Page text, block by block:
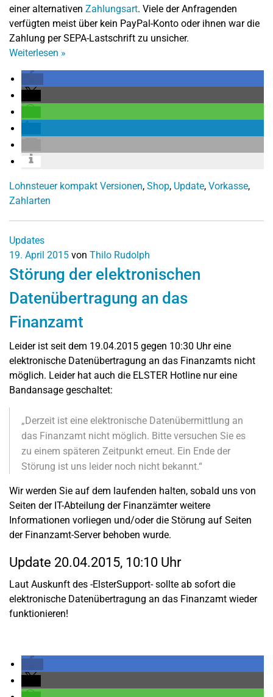
einer alternativen Zahlungsart. Viele der Anfragenden
verfügten meist über kein PayPal-Konto oder ihnen war die
Zahlung per SEPA-Lastschrift zu unsicher.
Weiterlesen »
Lohnsteuer kompakt Versionen, Shop, Update, Vorkasse,
Zahlarten
Updates
19. April 2015 von Thilo Rudolph
Störung der elektronischen
Datenübertragung an das
Finanzamt
Leider ist seit dem 19.04.2015 gegen 10:30 Uhr eine
elektronische Datenübertragung an das Finanzamts nicht
möglich. Leider hat auch die ELSTER Hotline nur eine
Bandansage geschaltet:
„Derzeit ist eine elektronische Datenübermittlung an
das Finanzamt nicht möglich. Bitte versuchen Sie es
zu einem späteren Zeitpunkt erneut. Ein Ende der
Störung ist uns leider noch nicht bekannt.“
Wir werden Sie auf dem laufenden halten, sobald uns von
Seiten der IT-Abteilung der Finanzämter weitere
Informationen vorliegen und/oder die Störung auf Seiten
der Finanzamt-Server behoben wurde.
Update 20.04.2015, 10:10 Uhr
Laut Auskunft des -ElsterSupport- sollte ab sofort die
elektronische Datenübertragung an das Finanzamt wieder
funktionieren!